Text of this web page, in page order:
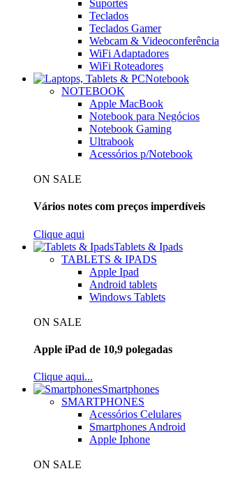
Suportes
Teclados
Teclados Gamer
Webcam & Videoconferência
WiFi Adaptadores
WiFi Roteadores
Notebook
NOTEBOOK
Apple MacBook
Notebook para Negócios
Notebook Gaming
Ultrabook
Acessórios p/Notebook
ON SALE
Vários notes com preços imperdíveis
Clique aqui
Tablets & Ipads
TABLETS & IPADS
Apple Ipad
Android tablets
Windows Tablets
ON SALE
Apple iPad de 10,9 polegadas
Clique aqui...
Smartphones
SMARTPHONES
Acessórios Celulares
Smartphones Android
Apple Iphone
ON SALE